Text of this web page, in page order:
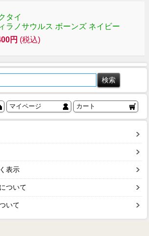
タイ
ラノサウルス ボーンズ ネイビー
円 (税込)
マイページ カート
表示
ついて
いて